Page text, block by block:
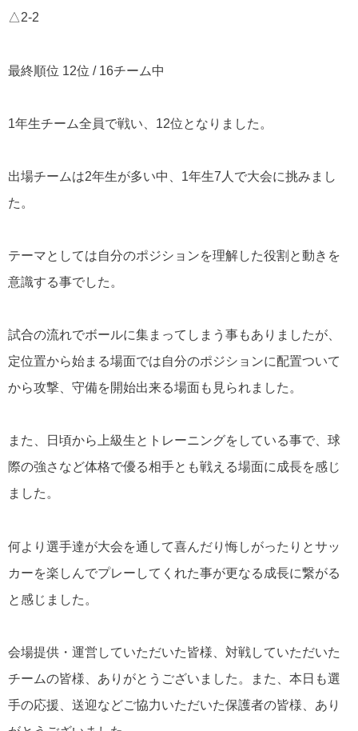
△2-2
最終順位 12位 / 16チーム中
1年生チーム全員で戦い、12位となりました。
出場チームは2年生が多い中、1年生7人で大会に挑みまし
た。
テーマとしては自分のポジションを理解した役割と動きを
意識する事でした。
試合の流れでボールに集まってしまう事もありましたが、
定位置から始まる場面では自分のポジションに配置ついて
から攻撃、守備を開始出来る場面も見られました。
また、日頃から上級生とトレーニングをしている事で、球
際の強さなど体格で優る相手とも戦える場面に成長を感じ
ました。
何より選手達が大会を通して喜んだり悔しがったりとサッ
カーを楽しんでプレーしてくれた事が更なる成長に繋がる
と感じました。
会場提供・運営していただいた皆様、対戦していただいた
チームの皆様、ありがとうございました。
また、本日も選
手の応援、送迎などご協力いただいた保護者の皆様、あり